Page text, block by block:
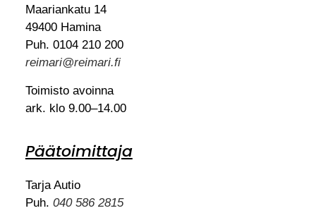
Maariankatu 14
49400 Hamina
Puh. 0104 210 200
reimari@reimari.fi
Toimisto avoinna
ark. klo 9.00–14.00
Päätoimittaja
Tarja Autio
Puh. 040 586 2815